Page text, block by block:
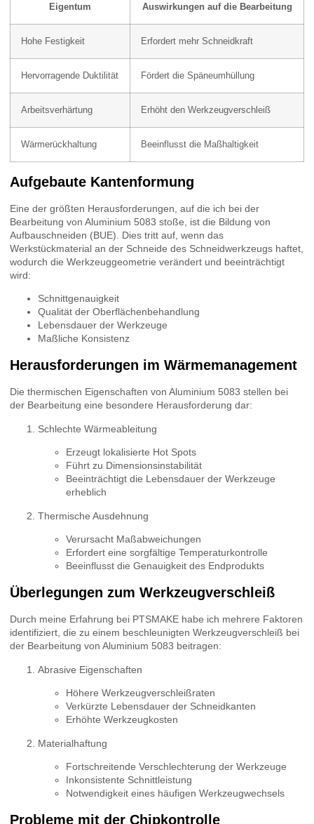
Eigentum Auswirkungen auf die Bearbeitung
Hohe Festigkeit Erfordert mehr Schneidkraft
Hervorragende Duktilität Fördert die Späneumhüllung
Arbeitsverhärtung Erhöht den Werkzeugverschleiß
Wärmerückhaltung Beeinflusst die Maßhaltigkeit
Aufgebaute Kantenformung
Eine der größten Herausforderungen, auf die ich bei der
Bearbeitung von Aluminium 5083 stoße, ist die Bildung von
Aufbauschneiden (BUE). Dies tritt auf, wenn das
Werkstückmaterial an der Schneide des Schneidwerkzeugs haftet,
wodurch die Werkzeuggeometrie verändert und beeinträchtigt
wird:
Schnittgenauigkeit
Qualität der Oberflächenbehandlung
Lebensdauer der Werkzeuge
Maßliche Konsistenz
Herausforderungen im Wärmemanagement
Die thermischen Eigenschaften von Aluminium 5083 stellen bei
der Bearbeitung eine besondere Herausforderung dar:
Schlechte Wärmeableitung
Erzeugt lokalisierte Hot Spots
Führt zu Dimensionsinstabilität
Beeinträchtigt die Lebensdauer der Werkzeuge
erheblich
Thermische Ausdehnung
Verursacht Maßabweichungen
Erfordert eine sorgfältige Temperaturkontrolle
Beeinflusst die Genauigkeit des Endprodukts
Überlegungen zum Werkzeugverschleiß
Durch meine Erfahrung bei PTSMAKE habe ich mehrere Faktoren
identifiziert, die zu einem beschleunigten Werkzeugverschleiß bei
der Bearbeitung von Aluminium 5083 beitragen:
Abrasive Eigenschaften
Höhere Werkzeugverschleißraten
Verkürzte Lebensdauer der Schneidkanten
Erhöhte Werkzeugkosten
Materialhaftung
Fortschreitende Verschlechterung der Werkzeuge
Inkonsistente Schnittleistung
Notwendigkeit eines häufigen Werkzeugwechsels
Probleme mit der Chipkontrolle